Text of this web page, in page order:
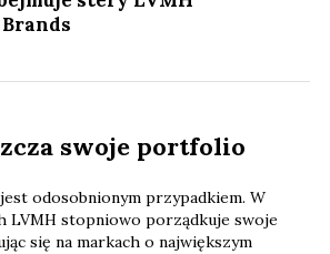
swoje portfolio
odosobnionym przypadkiem. W
LVMH stopniowo porządkuje swoje
się na markach o największym